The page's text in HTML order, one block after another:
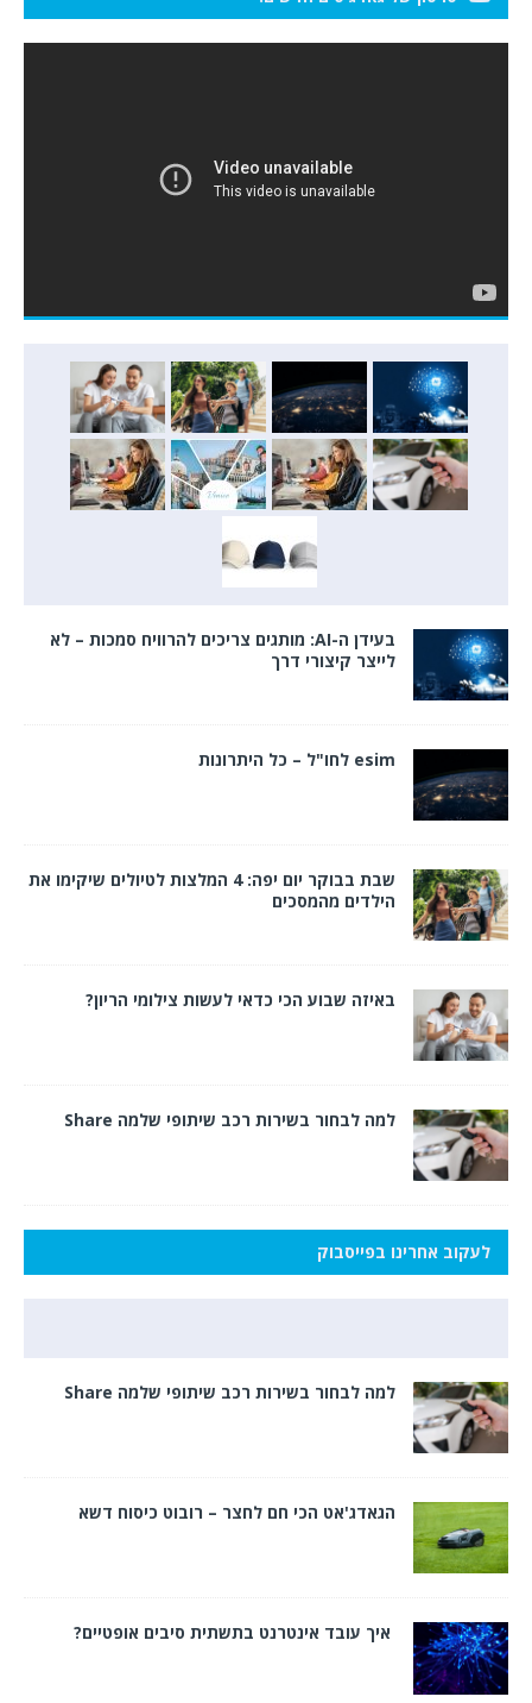
בעידן ה-AI: מותגים צריכים להרוויח סמכות – לא
לייצר קיצורי דרך
esim לחו"ל – כל היתרונות
שבת בבוקר יום יפה: 4 המלצות לטיולים שיקימו את
הילדים מהמסכים
באיזה שבוע הכי כדאי לעשות צילומי הריון?
למה לבחור בשירות רכב שיתופי שלמה Share
לעקוב אחרינו בפייסבוק
למה לבחור בשירות רכב שיתופי שלמה Share
הגאדג'אט הכי חם לחצר – רובוט כיסוח דשא
איך עובד אינטרנט בתשתית סיבים אופטיים?